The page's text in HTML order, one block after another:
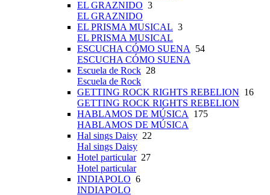
EL GRAZNIDO 3
EL GRAZNIDO
EL PRISMA MUSICAL 3
EL PRISMA MUSICAL
ESCUCHA CÓMO SUENA
54
ESCUCHA CÓMO SUENA
Escuela de Rock 28
Escuela de Rock
GETTING ROCK RIGHTS REBELION 16
GETTING ROCK RIGHTS REBELION
HABLAMOS DE MÚSICA
175
HABLAMOS DE MÚSICA
Hal sings Daisy 22
Hal sings Daisy
Hotel particular27
Hotel particular
INDIAPOLO 6
INDIAPOLO